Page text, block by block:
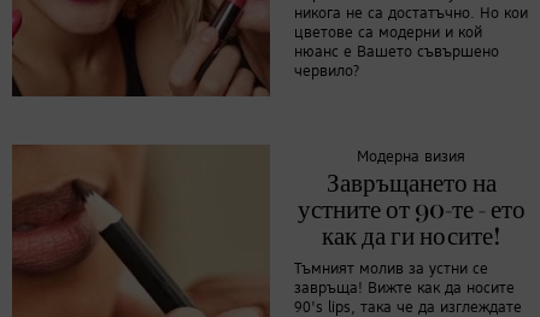
никога не са достатъчно. Но кои
цветове са модерни и кой
нюанс е Вашето съвършено
червило?
Модерна визия
Завръщането на
устните от 90-те - ето
как да ги носите!
Тъмният молив за устни се
завръща! Вижте как да носите
90's lips, така че да изглеждате